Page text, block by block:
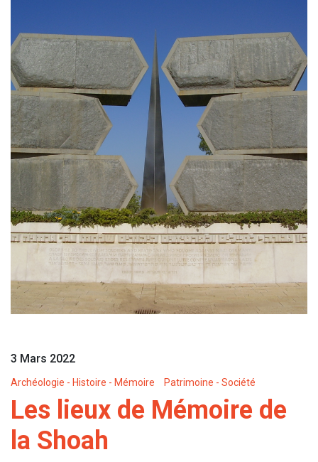
3 Mars 2022
Archéologie - Histoire - Mémoire Patrimoine - Société
Les lieux de Mémoire de
la Shoah